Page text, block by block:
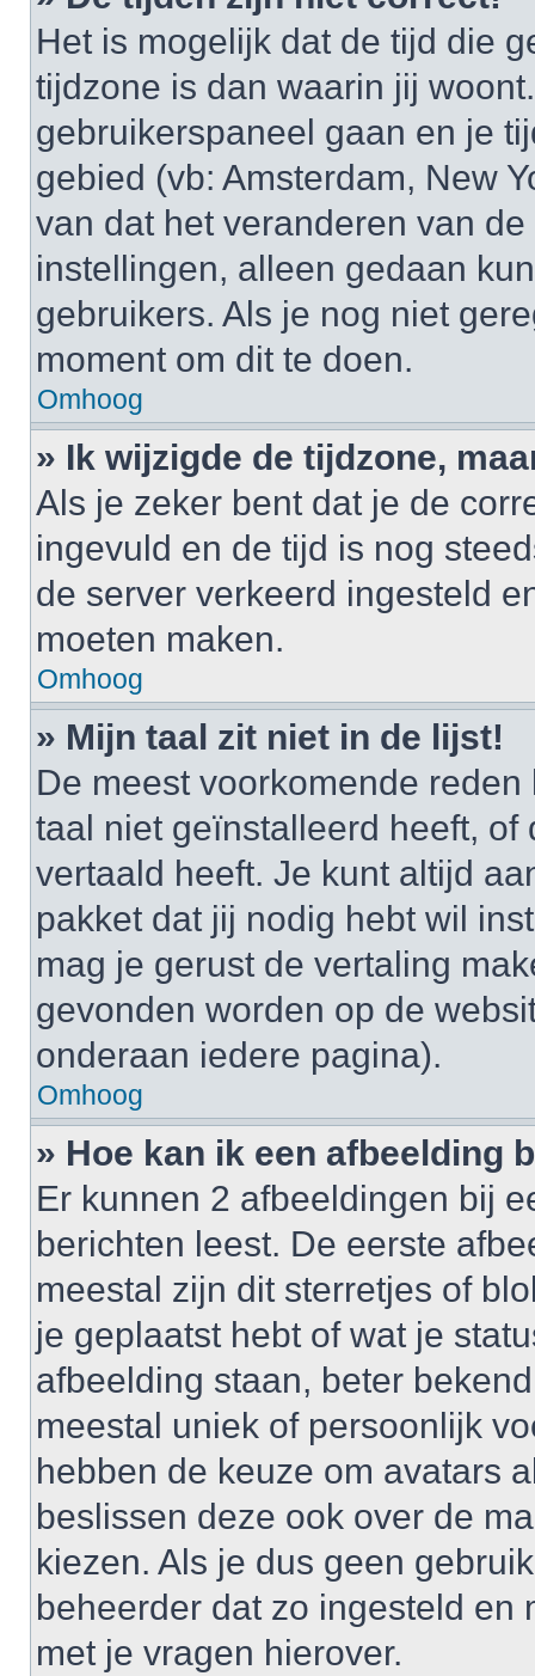
Het is mogelijk dat de tijd die
tijdzone is dan waarin jij
gebruikerspaneel gaan en je
gebied (vb: Amsterdam, New
van dat het veranderen van
instellingen, alleen gedaan
gebruikers. Als je nog niet
moment om dit te doen.
Omhoog
» Ik wijzigde de tijdzone,
Als je zeker bent dat je de
ingevuld en de tijd is nog
de server verkeerd ingesteld
moeten maken.
Omhoog
» Mijn taal zit niet in de lijst!
De meest voorkomende
taal niet geïnstalleerd heeft,
vertaald heeft. Je kunt altijd
pakket dat jij nodig hebt wil
mag je gerust de vertaling
gevonden worden op de
onderaan iedere pagina).
Omhoog
» Hoe kan ik een afbeelding
Er kunnen 2 afbeeldingen bij
berichten leest. De eerste
meestal zijn dit sterretjes of
je geplaatst hebt of wat je
afbeelding staan, beter
meestal uniek of persoonlijk
hebben de keuze om avatars
beslissen deze ook over de
kiezen. Als je dus geen
beheerder dat zo ingesteld en
met je vragen hierover.